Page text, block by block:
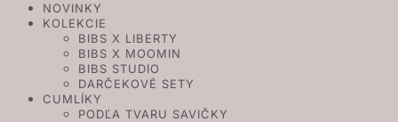
NOVINKY
KOLEKCIE
BIBS X LIBERTY
BIBS X MOOMIN
BIBS STUDIO
DARČEKOVÉ SETY
CUMLÍKY
PODĽA TVARU SAVIČKY